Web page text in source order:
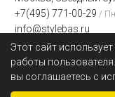
Этот сайт
работы
вы соглашаетесь с
+7(495) 771-00-29 /
info@stylebas.ru
Мы получаем и
согласия на обработку